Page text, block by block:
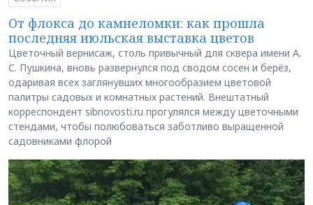
От флокса до камнеломки: как прошла
последняя июльская выставка цветов
Цветочный вернисаж, столь привычный для сквера имени А.
С. Пушкина, вновь развернулся под сводом сосен и берёз,
одаривая всех заглянувших многообразием цветовой
палитры садовых и комнатных растений. Внештатный
корреспондент sibnovosti.ru прогулялся между цветочными
стендами, чтобы полюбоваться заботливо выращенной
садовниками флорой